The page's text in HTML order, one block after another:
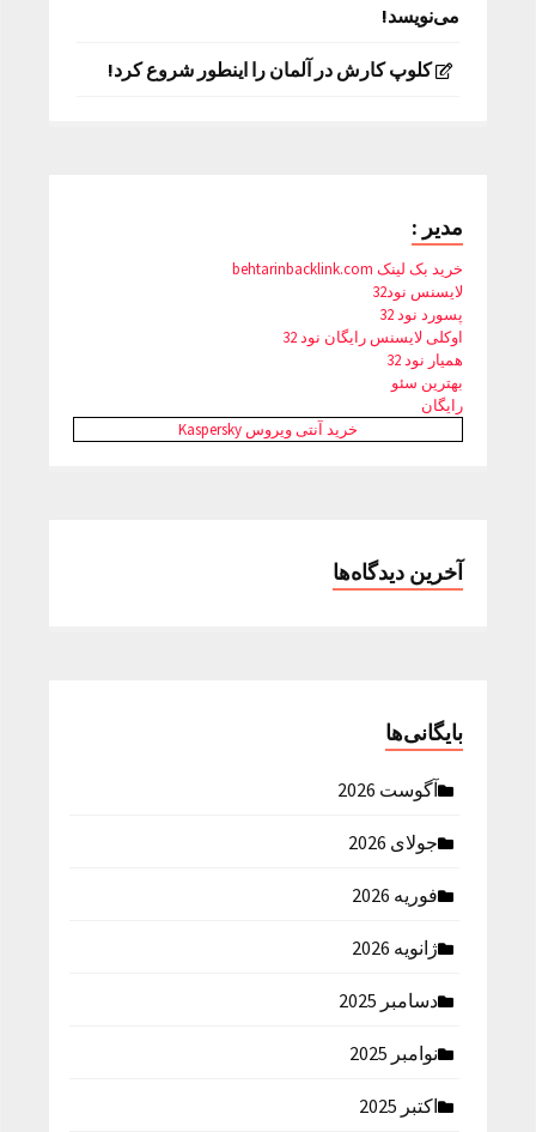
می‌نویسد!
کلوپ کارش در آلمان را اینطور شروع کرد!
مدیر :
خرید بک لینک behtarinbacklink.com
لایسنس نود32
پسورد نود 32
اوکلی لایسنس رایگان نود 32
همیار نود 32
بهترین سئو
رایگان
خرید آنتی ویروس Kaspersky
آخرین دیدگاه‌ها
بایگانی‌ها
آگوست 2026
جولای 2026
فوریه 2026
ژانویه 2026
دسامبر 2025
نوامبر 2025
اکتبر 2025